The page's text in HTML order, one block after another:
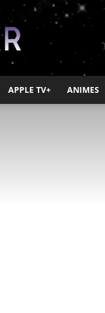
APPLE TV+ ANIMES